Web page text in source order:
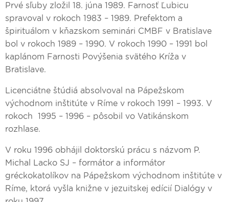
Prvé sľuby zložil 18. júna 1989. Farnosť Ľubicu
spravoval v rokoch 1983 – 1989. Prefektom a
špirituálom v kňazskom seminári CMBF v Bratislave
bol v rokoch 1989 – 1990. V rokoch 1990 – 1991 bol
kaplánom Farnosti Povýšenia svätého Kríža v
Bratislave.
Licenciátne štúdiá absolvoval na Pápežskom
východnom inštitúte v Ríme v rokoch 1991 – 1993. V
rokoch 1995 – 1996 – pôsobil vo Vatikánskom
rozhlase.
V roku 1996 obhájil doktorskú prácu s názvom P.
Michal Lacko SJ – formátor a informátor
gréckokatolíkov na Pápežskom východnom inštitúte v
Ríme, ktorá vyšla knižne v jezuitskej edícií Dialógy v